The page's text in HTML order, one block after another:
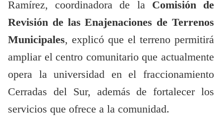
Ramírez, coordinadora de laComisión de
Revisión de las Enajenaciones de Terrenos
Municipales, explicó que el terreno permitirá
ampliar el centro comunitario que actualmente
opera la universidad en el fraccionamiento
Cerradas del Sur, además de fortalecer los
servicios que ofrece a la comunidad.